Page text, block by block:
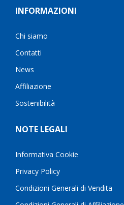
INFORMAZIONI
Chi siamo
Contatti
News
Affiliazione
Sostenibilità
NOTE LEGALI
Informativa Cookie
Privacy Policy
Condizioni Generali di Vendita